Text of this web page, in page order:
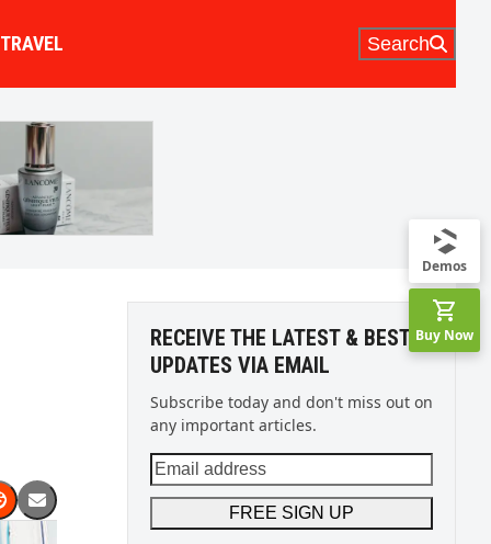
TRAVEL Search
RECEIVE THE LATEST & BEST
UPDATES VIA EMAIL
Subscribe today and don't miss out on
any important articles.
Email
address
FREE SIGN UP
Demos
Buy Now